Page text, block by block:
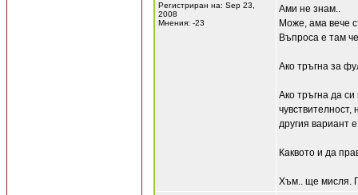
Регистриран на: Sep 23,
2008
Мнения: -23
Ами не знам..
Може, ама вече
Въпроса е там
Ако тръгна за
Ако тръгна да
чувствителност,
другия вариант
Каквото и да
Хъм.. ще мисля.